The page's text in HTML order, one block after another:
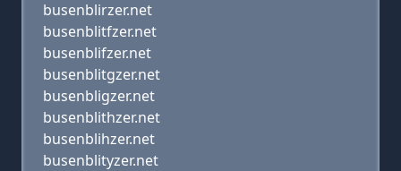
busenblirzer.net
busenblitfzer.net
busenblifzer.net
busenblitgzer.net
busenbligzer.net
busenblithzer.net
busenblihzer.net
busenblityzer.net